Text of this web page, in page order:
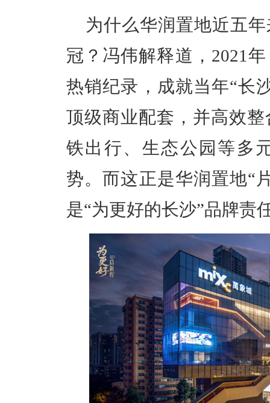
为什么华润置地近五
冠？冯伟解释道，2021
热销纪录，成就当年“长
顶级商业配套，并高效
铁出行、生态公园等多
势。而这正是华润置地“
是“为更好的长沙”品牌责